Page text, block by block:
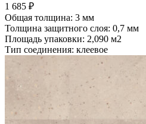
1 685 ₽
Общая толщина: 3 мм
Толщина защитного слоя: 0,7 мм
Площадь упаковки: 2,090 м2
Тип соединения: клеевое